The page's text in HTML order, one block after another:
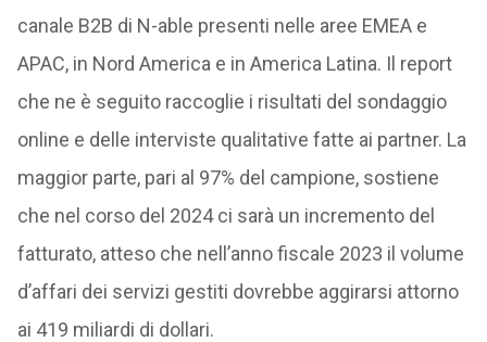
canale B2B di N-able presenti nelle aree EMEA e
APAC, in Nord America e in America Latina. Il report
che ne è seguito raccoglie i risultati del sondaggio
online e delle interviste qualitative fatte ai partner. La
maggior parte, pari al 97% del campione, sostiene
che nel corso del 2024 ci sarà un incremento del
fatturato, atteso che nell’anno fiscale 2023 il volume
d’affari dei servizi gestiti dovrebbe aggirarsi attorno
ai 419 miliardi di dollari.